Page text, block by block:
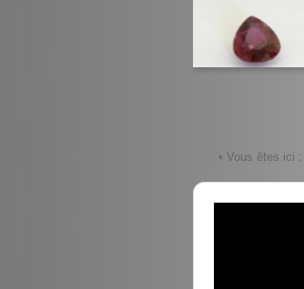
• Vous êtes ici :